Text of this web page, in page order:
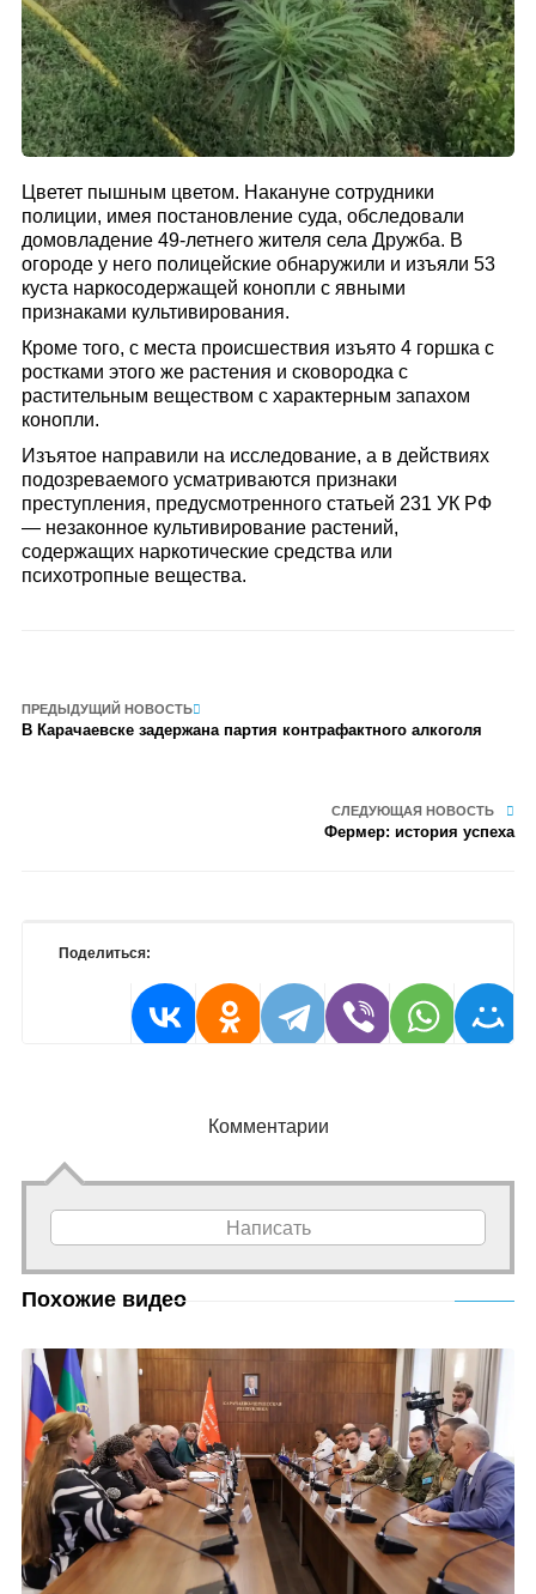
Цветет пышным цветом. Накануне сотрудники
полиции, имея постановление суда, обследовали
домовладение 49-летнего жителя села Дружба. В
огороде у него полицейские обнаружили и изъяли 53
куста наркосодержащей конопли с явными
признаками культивирования.
Кроме того, с места происшествия изъято 4 горшка с
ростками этого же растения и сковородка с
растительным веществом с характерным запахом
конопли.
Изъятое направили на исследование, а в действиях
подозреваемого усматриваются признаки
преступления, предусмотренного статьей 231 УК РФ
— незаконное культивирование растений,
содержащих наркотические средства или
психотропные вещества.
ПРЕДЫДУЩИЙ НОВОСТЬ
В Карачаевске задержана партия контрафактного алкоголя
СЛЕДУЮЩАЯ НОВОСТЬ
Фермер: история успеха
Поделиться:
Комментарии
Написать
Похожие видео